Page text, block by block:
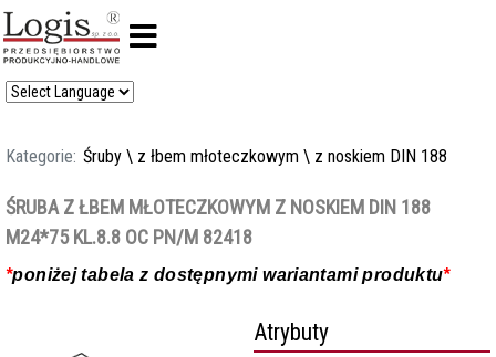
Kategorie: Śruby \ z łbem młoteczkowym \ z noskiem DIN 188
ŚRUBA Z ŁBEM MŁOTECZKOWYM Z NOSKIEM DIN 188
M24*75 KL.8.8 OC PN/M 82418
*poniżej tabela z dostępnymi wariantami produktu*
Atrybuty